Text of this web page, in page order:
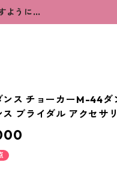
ように…
ンス チョーカーM-44ダ
ス ブライダル アクセサ